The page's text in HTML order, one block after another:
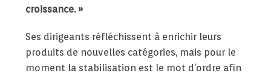
croissance.»
Ses dirigeants réfléchissent à enrichir leurs
produits de nouvelles catégories, mais pour le
moment la stabilisation est le mot d’ordre afin